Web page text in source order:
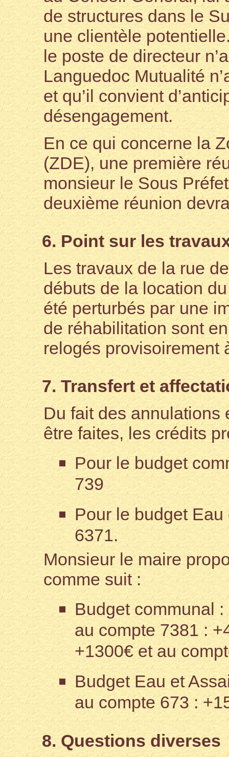
de structures dans le
une clientèle
le poste de directeur
Languedoc Mutualité
et qu’il convient
désengagement.
En ce qui concerne la
(ZDE), une première
monsieur le Sous
deuxième réunion
6. Point sur les
Les travaux de la rue
débuts de la location
été perturbés par une
de réhabilitation sont
relogés provisoirement
7. Transfert et
Du fait des annulations
être faites, les crédits
Pour le budget
739
Pour le budget
6371.
Monsieur le maire
comme suit :
Budget communal
au compte 7381 :
+1300€ et au
Budget Eau et
au compte 673 :
8. Questions diverses